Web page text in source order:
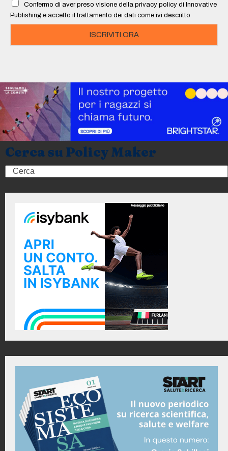
*
Confermo di aver preso visione della privacy policy di Innovative
Publishing e accetto il trattamento dei dati come ivi descritto
ISCRIVITI ORA
Cerca su Policy Maker
Search